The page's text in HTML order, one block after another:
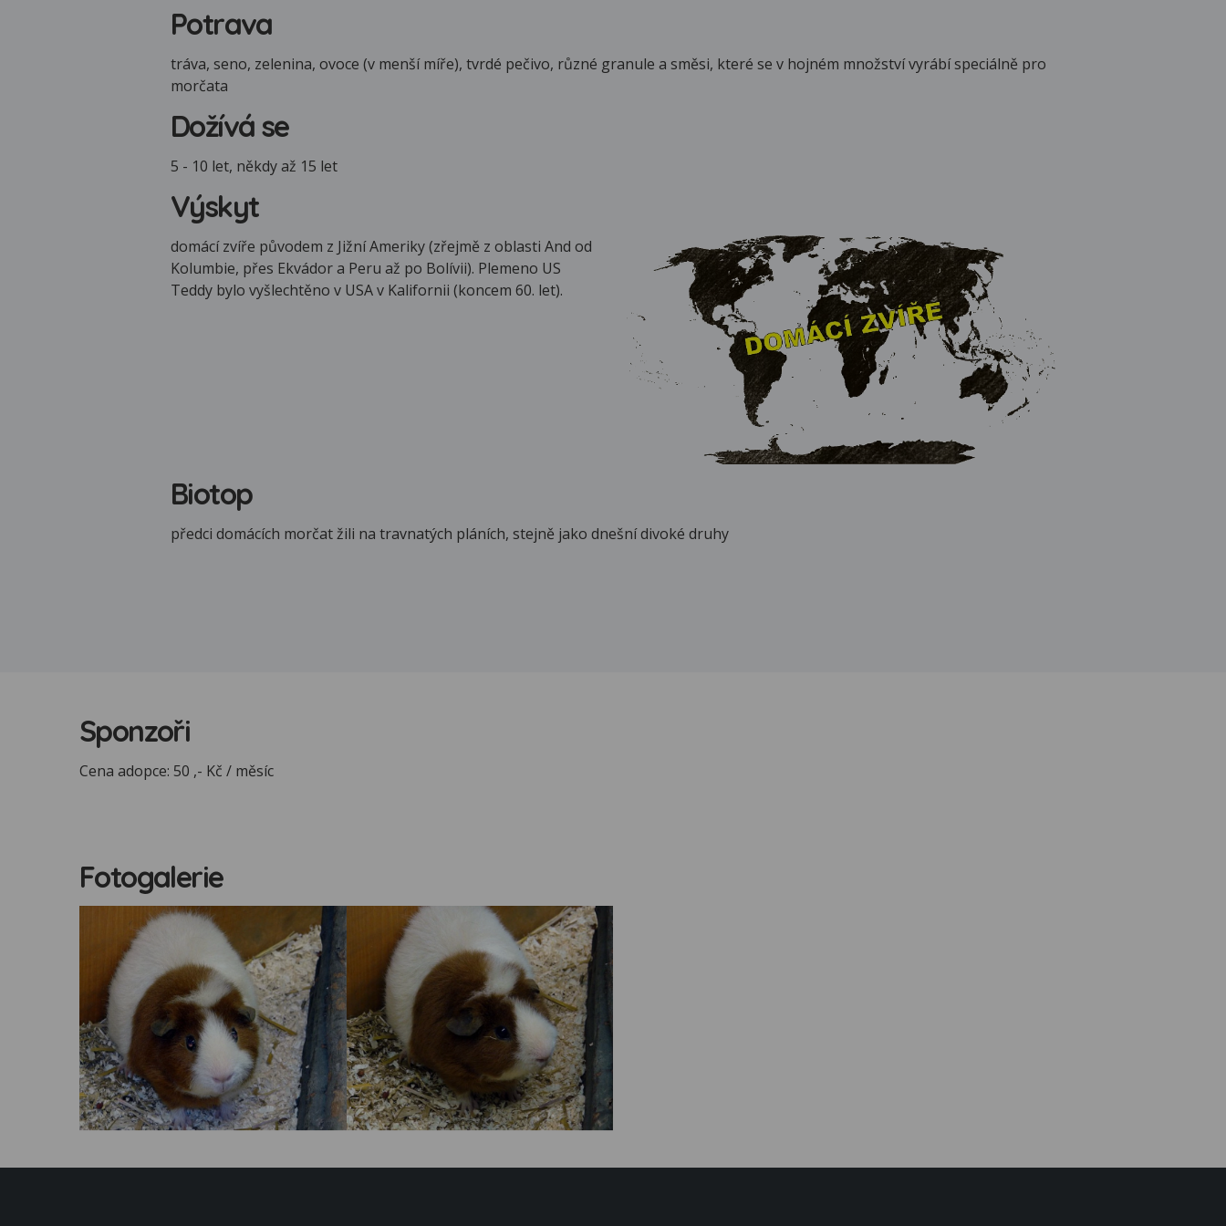
Potrava
tráva, seno, zelenina, ovoce (v menší míře), tvrdé pečivo, různé granule a směsi, které se v hojném množství vyrábí speciálně pro
morčata
Dožívá se
5 - 10 let, někdy až 15 let
Výskyt
domácí zvíře původem z Jižní Ameriky (zřejmě z oblasti And od
Kolumbie, přes Ekvádor a Peru až po Bolívii). Plemeno US
Teddy bylo vyšlechtěno v USA v Kalifornii (koncem 60. let).
Biotop
předci domácích morčat žili na travnatých pláních, stejně jako dnešní divoké druhy
Sponzoři
Cena adopce: 50 ,- Kč / měsíc
Fotogalerie